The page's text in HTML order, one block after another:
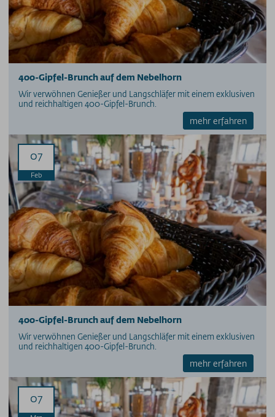
400-Gipfel-Brunch auf dem Nebelhorn
Wir verwöhnen Genießer und Langschläfer mit einem exklusiven
und reichhaltigen 400-Gipfel-Brunch.
mehr erfahren
07
Feb
400-Gipfel-Brunch auf dem Nebelhorn
Wir verwöhnen Genießer und Langschläfer mit einem exklusiven
und reichhaltigen 400-Gipfel-Brunch.
mehr erfahren
07